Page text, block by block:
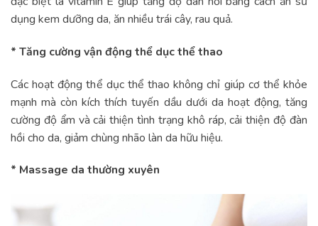
dụng kem dưỡng da, ăn nhiều trái cây, rau quả.
* Tăng cường vận động thể dục thể thao
Các hoạt động thể dục thể thao không chỉ giúp cơ thể khỏe
mạnh mà còn kích thích tuyến dầu dưới da hoạt động, tăng
cường độ ẩm và cải thiện tình trạng khô ráp, cải thiện độ đàn
hồi cho da, giảm chùng nhão làn da hữu hiệu.
* Massage da thường xuyên